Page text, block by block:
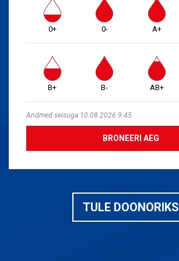
0+ 0- A+
B+ B- AB+
Andmed seisuga 10.08.2026 9:45
BRONEERI AEG
TULE DOONORIKS